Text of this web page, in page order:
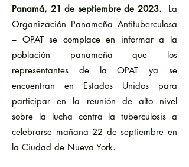
Panamá, 21 de septiembre de 2023. La
Organización Panameña Antituberculosa
– OPAT se complace en informar a la
población panameña que los
representantes de la OPAT ya se
encuentran en Estados Unidos para
participar en la reunión de alto nivel
sobre la lucha contra la tuberculosis a
celebrarse mañana 22 de septiembre en
la Ciudad de Nueva York.